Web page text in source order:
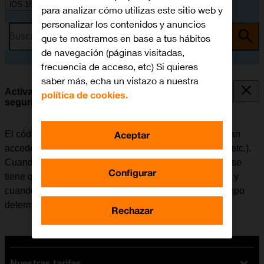
iOS 16.0
Busca por problema o tema
Activar o desactivar el uso del código de
seguridad
El código de seguridad evita que otras personas puedan
acceder al contenido del móvil (fotografías, mensajes, etc.).
Cuando el uso del código de seguridad está activado, se
tiene que introducir cada vez que se enciende el móvil y
cuando no ha sido utilizado durante un período de tiempo
determinado.
para analizar cómo utilizas este sitio web y
personalizar los contenidos y anuncios
que te mostramos en base a tus hábitos
de navegación (páginas visitadas,
frecuencia de acceso, etc) Si quieres
saber más, echa un vistazo a nuestra
política de cookies.
Configurar
Rechazar
Aceptar